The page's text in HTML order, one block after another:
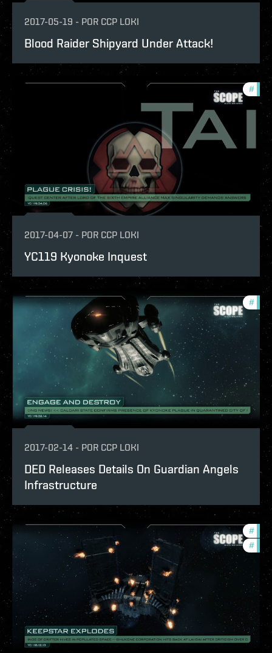
2017-05-19 - POR CCP LOKI
Blood Raider Shipyard Under Attack!
#
2017-04-07 - POR CCP LOKI
YC119 Kyonoke Inquest
#
2017-02-14 - POR CCP LOKI
DED Releases Details On Guardian Angels
Infrastructure
#
#